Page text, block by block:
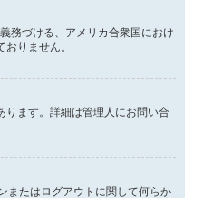
務づける、アメリカ合衆国におけ
りません。
ます。詳細は管理人にお問い合
またはログアウトに関して何らか